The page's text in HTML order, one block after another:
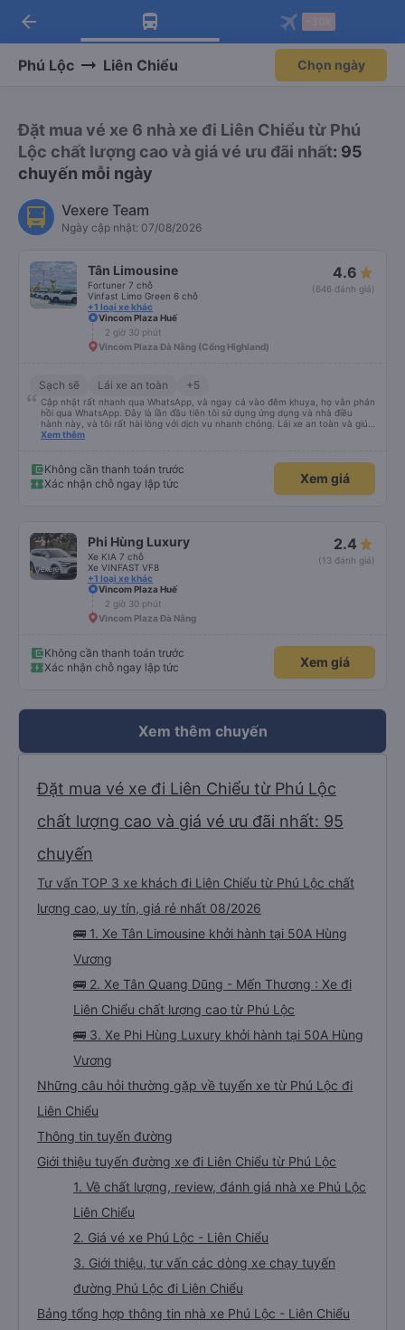
Tải app Vexere ngay!
Nhận ưu đãi thành viên độc
Mở app
Tải app Vexere
-30k/ghế khi đặt vé máy bay qua
Mở app
arrow_back
Phú Lộc Liên Chiểu Chọn ngày
Đặt mua vé xe 6 nhà xe đi Liên Chiểu từ Phú
Lộc chất lượng cao và giá vé ưu đãi nhất: 95
chuyến mỗi ngày
Vexere Team
Ngày cập nhật: 07/08/2026
Tân Limousine
Fortuner 7 chỗ
Vinfast Limo Green 6 chỗ
+1 loại xe khác
4.6
(646 đánh giá)
Vincom Plaza Huế
2 giờ 30 phút
Vincom Plaza Đà Nẵng (Cổng Highland)
Sạch sẽ Lái xe an toàn +5
Cập nhật rất nhanh qua WhatsApp, và ngay cả vào đêm khuya, họ vẫn phản
hồi qua WhatsApp. Đây là lần đầu tiên tôi sử dụng ứng dụng và nhà điều
hành này, và tôi rất hài lòng với dịch vụ nhanh chóng. Lái xe an toàn và giúp
tôi đến khách sạn ở Huế, mặc dù tôi không báo trước khi đặt xe và tài xế đã
của họ một lần nữa cho chuyến trở về Đà Nẵng.
Xem thêm
Không cần thanh toán trước
Xác nhận chỗ ngay lập tức
Xem giá
Phi Hùng Luxury
Xe KIA 7 chỗ
Xe VINFAST VF8
+1 loại xe khác
2.4
(13 đánh giá)
Vincom Plaza Huế
2 giờ 30 phút
Vincom Plaza Đà Nẵng
Không cần thanh toán trước
Xác nhận chỗ ngay lập tức
Xem giá
Xem thêm chuyến
Đặt mua vé xe đi Liên Chiểu từ Phú Lộc
chất lượng cao và giá vé ưu đãi nhất: 95
chuyến
Tư vấn TOP 3 xe khách đi Liên Chiểu từ Phú Lộc chất
lượng cao, uy tín, giá rẻ nhất 08/2026
🚌 1. Xe Tân Limousine khởi hành tại 50A Hùng
Vương
🚌 2. Xe Tân Quang Dũng - Mến Thương : Xe đi
Liên Chiểu chất lượng cao từ Phú Lộc
🚌 3. Xe Phi Hùng Luxury khởi hành tại 50A Hùng
Vương
Những câu hỏi thường gặp về tuyến xe từ Phú Lộc đi
Liên Chiểu
Thông tin tuyến đường
Giới thiệu tuyến đường xe đi Liên Chiểu từ Phú Lộc
1. Về chất lượng, review, đánh giá nhà xe Phú Lộc
Liên Chiểu
2. Giá vé xe Phú Lộc - Liên Chiểu
3. Giới thiệu, tư vấn các dòng xe chạy tuyến
đường Phú Lộc đi Liên Chiểu
Bảng tổng hợp thông tin nhà xe Phú Lộc - Liên Chiểu